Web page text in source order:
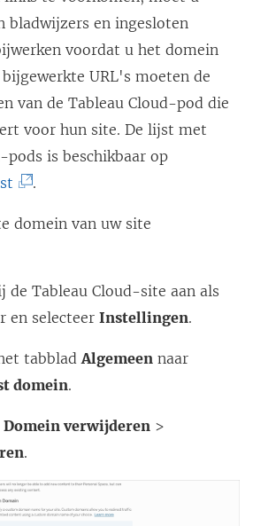
bladwijzers en ingesloten
voordat u het domein
URL's moeten de
van de Tableau Cloud-pod die
voor hun site. De lijst met
-pods is beschikbaar op
k
w
r
d
t
i
e
.
domein van uw site
de Tableau Cloud-site aan als
en selecteer Instellingen.
tabbladAlgemeen naar
domein.
Domein verwijderen >
.